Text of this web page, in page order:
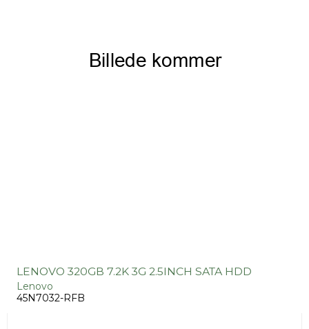
LENOVO 320GB 7.2K 3G 2.5INCH SATA HDD
Lenovo
45N7032-RFB